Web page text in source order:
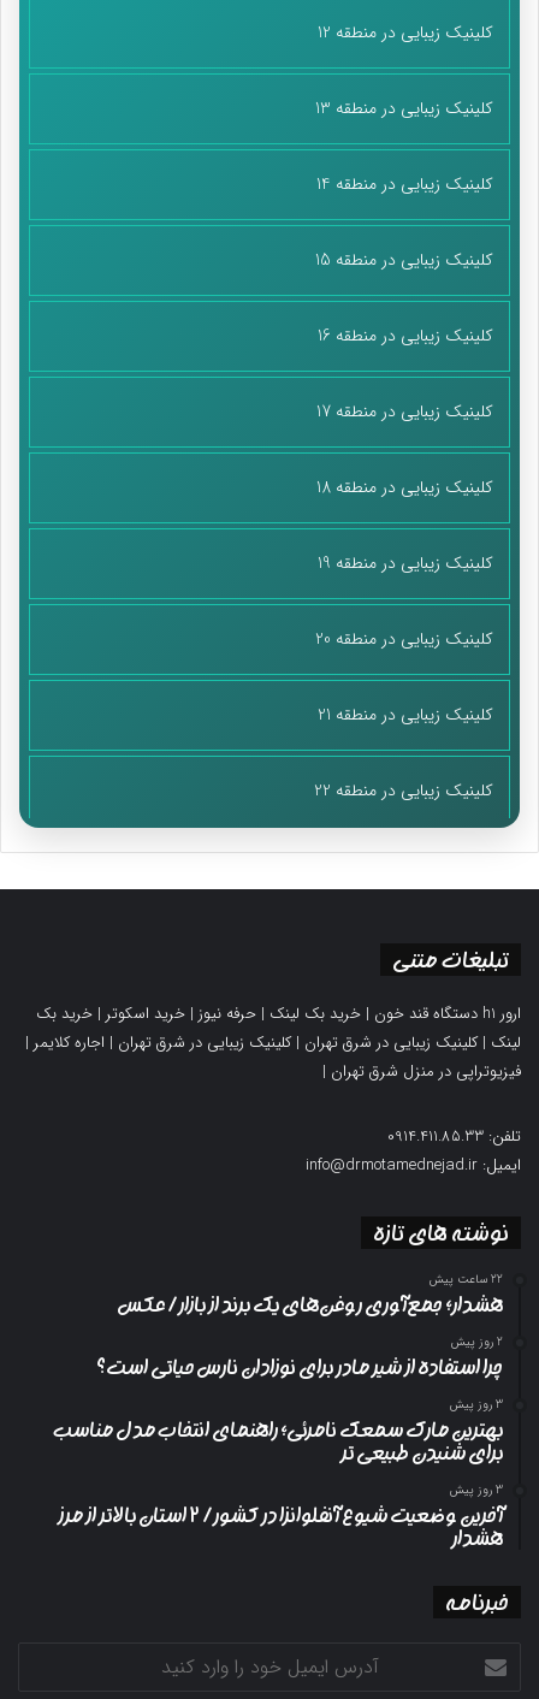
کلینیک زیبایی در منطقه 12
کلینیک زیبایی در منطقه 13
کلینیک زیبایی در منطقه 14
کلینیک زیبایی در منطقه 15
کلینیک زیبایی در منطقه 16
کلینیک زیبایی در منطقه 17
کلینیک زیبایی در منطقه 18
کلینیک زیبایی در منطقه 19
کلینیک زیبایی در منطقه 20
کلینیک زیبایی در منطقه 21
کلینیک زیبایی در منطقه 22
تبلیغات متنی
ارور h1 دستگاه قند خون | خرید بک لینک | حرفه نیوز | خرید اسکوتر | خرید بک
لینک |کلینیک زیبایی در شرق تهران |کلینیک زیبایی در شرق تهران | اجاره کلایمر |
فیزیوتراپی در منزل شرق تهران |
تلفن: 0914.411.85.33
ایمیل: info@drmotamednejad.ir
نوشته های تازه
22 ساعت پیش
هشدار؛ جمع‌آوری روغن‌های یک برند از بازار/ عکس
2 روز پیش
چرا استفاده از شیر مادر برای نوزادان نارس حیاتی است؟
3 روز پیش
بهترین مارک سمعک نامرئی؛ راهنمای انتخاب مدل مناسب
برای شنیدن طبیعی تر
3 روز پیش
آخرین وضعیت شیوع آنفلوانزا در کشور/ ۲ استان بالاتر از مرز
هشدار
خبرنامه
آدرس
ایمیل